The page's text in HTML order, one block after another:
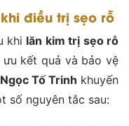
điều trị sẹo rỗ
khi lăn kim trị sẹo rỗ
kết quả và bảo vệ
Tố Trinh khuyến
số nguyên tắc sau: